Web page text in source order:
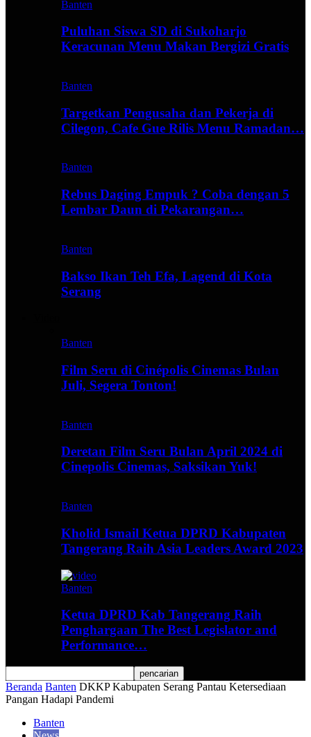
Banten
Puluhan Siswa SD di Sukoharjo
Keracunan Menu Makan Bergizi Gratis
Banten
Targetkan Pengusaha dan Pekerja di
Cilegon, Cafe Gue Rilis Menu Ramadan…
Banten
Rebus Daging Empuk ? Coba dengan 5
Lembar Daun di Pekarangan…
Banten
Bakso Ikan Teh Efa, Lagend di Kota
Serang
Banten
Film Seru di Cinépolis Cinemas Bulan
Juli, Segera Tonton!
Banten
Deretan Film Seru Bulan April 2024 di
Cinepolis Cinemas, Saksikan Yuk!
Banten
Kholid Ismail Ketua DPRD Kabupaten
Tangerang Raih Asia Leaders Award 2023
Banten
Ketua DPRD Kab Tangerang Raih
Penghargaan The Best Legislator and
Performance…
Beranda Banten DKKP Kabupaten Serang Pantau Ketersediaan
Pangan Hadapi Pandemi
Banten